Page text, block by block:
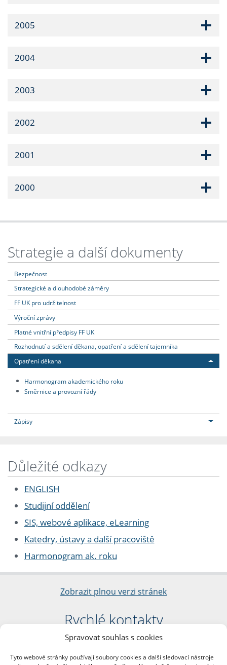
Spravovat souhlas s cookies
Tyto webové stránky používají soubory cookies a další sledovací nástroje
2005
2004
2003
2002
2001
2000
Strategie a další dokumenty
Bezpečnost
Strategické a dlouhodobé záměry
FF UK pro udržitelnost
Výroční zprávy
Platné vnitřní předpisy FF UK
Rozhodnutí a sdělení děkana, opatření a sdělení tajemníka
Opatření děkana
Harmonogram akademického roku
Směrnice a provozní řády
Zápisy
Důležité odkazy
ENGLISH
Studijní oddělení
SIS, webové aplikace, eLearning
Katedry, ústavy a další pracoviště
Harmonogram ak. roku
Zobrazit plnou verzi stránek
Rychlé kontakty
Filozofická fakulta
nám. Jana Palacha 1/2